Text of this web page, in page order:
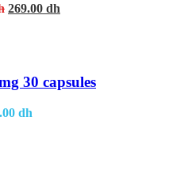
Original
269.00 dh
30 capsules
dh